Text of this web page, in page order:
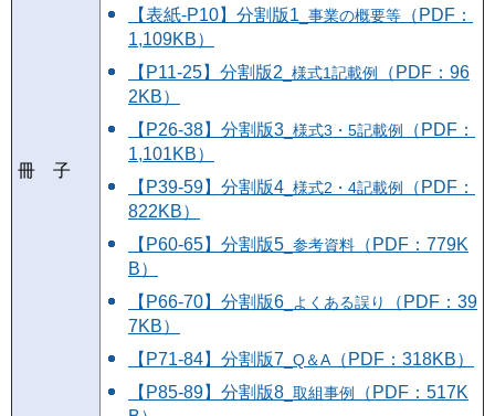
冊 子
【表紙-P10】分割版1 _事業の概要等 （PDF：
1,109KB）
【P11-25】分割版2 _様式1記載例
（PDF：96
2KB）
【P26-38】分割版3 _様式3・5記載例
（PDF：
1,101KB）
【P39-59】分割版4 _様式2・4記載例
（PDF：
822KB）
【P60-65】分割版5 _参考資料 （PDF：779K
B）
【P66-70】分割版6 _よくある誤り
（PDF：39
7KB）
【P71-84】分割版7 _Q＆A （PDF：318KB）
【P85-89】分割版8 _取組事例
（PDF：517K